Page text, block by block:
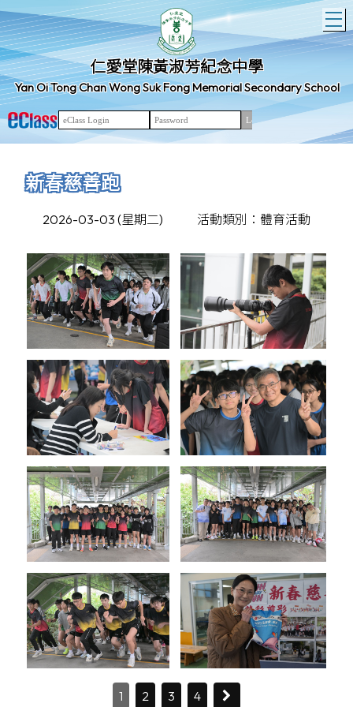
仁愛堂陳黃淑芳紀念中學
Yan Oi Tong Chan Wong Suk Fong Memorial Secondary School
新春慈善跑
2026-03-03 (星期二) 活動類別：體育活動
1 2 3 4